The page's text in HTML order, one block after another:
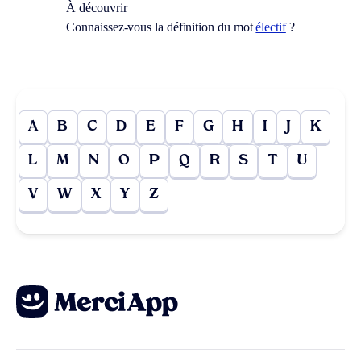
À découvrir
Connaissez-vous la définition du motélectif?
A B C D E F G H I J K
L M N O P Q R S T U
V W X Y Z